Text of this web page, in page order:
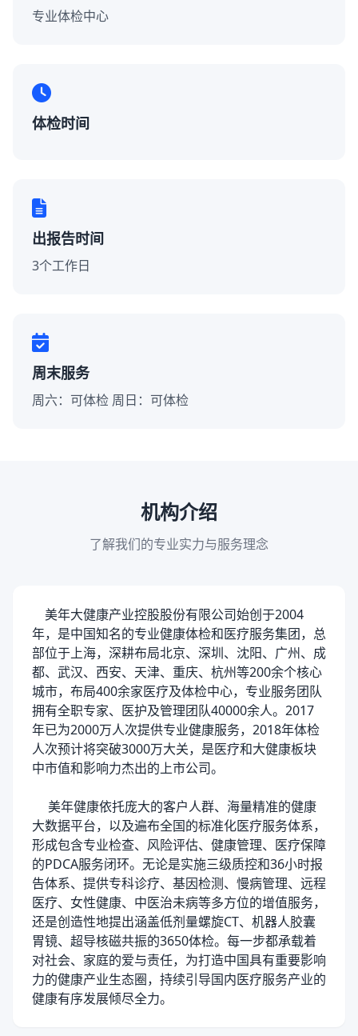
专业体检中心
体检时间
出报告时间
3个工作日
周末服务
周六：可体检 周日：可体检
机构介绍
了解我们的专业实力与服务理念
美年大健康产业控股股份有限公司始创于2004
年，是中国知名的专业健康体检和医疗服务集团，总
部位于上海，深耕布局北京、深圳、沈阳、广州、成
都、武汉、西安、天津、重庆、杭州等200余个核心
城市，布局400余家医疗及体检中心，专业服务团队
拥有全职专家、医护及管理团队40000余人。2017
年已为2000万人次提供专业健康服务，2018年体检
人次预计将突破3000万大关，是医疗和大健康板块
中市值和影响力杰出的上市公司。
美年健康依托庞大的客户人群、海量精准的健康
大数据平台，以及遍布全国的标准化医疗服务体系，
形成包含专业检查、风险评估、健康管理、医疗保障
的PDCA服务闭环。无论是实施三级质控和36小时报
告体系、提供专科诊疗、基因检测、慢病管理、远程
医疗、女性健康、中医治未病等多方位的增值服务，
还是创造性地提出涵盖低剂量螺旋CT、机器人胶囊
胃镜、超导核磁共振的3650体检。每一步都承载着
对社会、家庭的爱与责任，为打造中国具有重要影响
力的健康产业生态圈，持续引导国内医疗服务产业的
健康有序发展倾尽全力。